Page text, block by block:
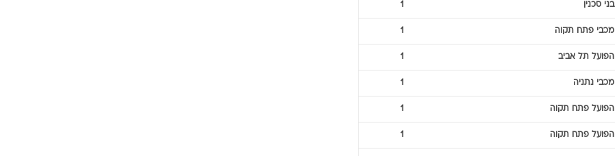
בני סכנין 1
מכבי פתח תקוה 1
הפועל תל אביב 1
מכבי נתניה 1
הפועל פתח תקוה 1
הפועל פתח תקוה 1